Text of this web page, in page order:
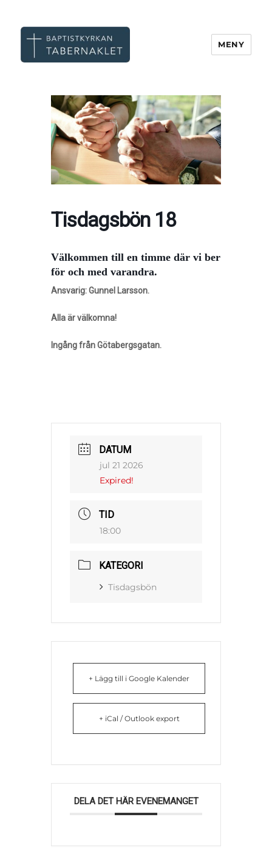
MENY
Tisdagsbön 18
Välkommen till en timme ​där vi ber
för och med varandra.
Ansvarig: Gunnel Larsson.
Alla är välkomna!
Ingång från Götabergsgatan.
DATUM
jul 21 2026
Expired!
TID
18:00
KATEGORI
Tisdagsbön
+ Lägg till i Google Kalender
+ iCal / Outlook export
DELA DET HÄR EVENEMANGET